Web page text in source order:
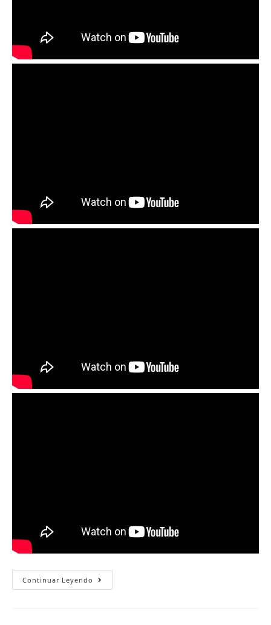
Continuar Leyendo Domingo
28